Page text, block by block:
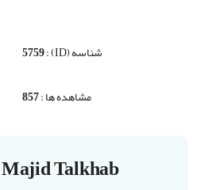
شناسه (ID) :
5759
مشاهده ها :857
Majid Talkhab